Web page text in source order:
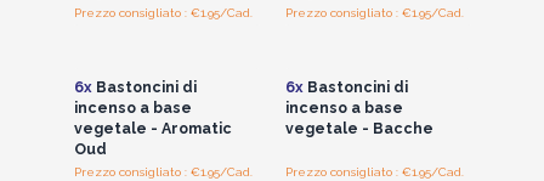
Prezzo consigliato : €1.95/Cad. Prezzo consigliato : €1.95/Cad.
6xBastoncini di
incenso a base
vegetale - Aromatic
Oud
Prezzo consigliato : €1.95/Cad.
6xBastoncini di
incenso a base
vegetale - Bacche
Prezzo consigliato : €1.95/Cad.